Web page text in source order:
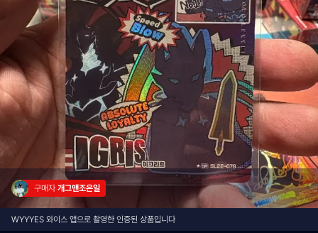
구매자 개그맨조은일
WYYYES 와이스 앱으로 촬영한 인증된 상품입니다